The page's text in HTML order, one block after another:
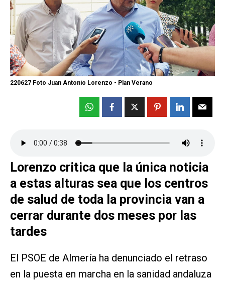
220627 Foto Juan Antonio Lorenzo - Plan Verano
Lorenzo critica que la única noticia
a estas alturas sea que los centros
de salud de toda la provincia van a
cerrar durante dos meses por las
tardes
El PSOE de Almería ha denunciado el retraso
en la puesta en marcha en la sanidad andaluza